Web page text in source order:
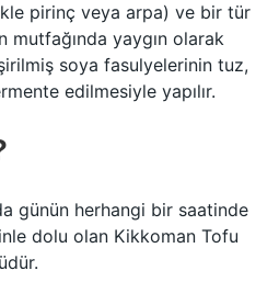
pirinç veya arpa) ve bir tür
mutfağında yaygın olarak
soya fasulyelerinin tuz,
edilmesiyle yapılır.
günün herhangi bir saatinde
dolu olan Kikkoman Tofu